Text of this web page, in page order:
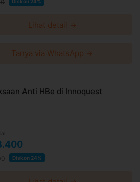
Lihat detail →
Tanya via WhatsApp →
Anti HBe di Innoquest
Diskon 24%